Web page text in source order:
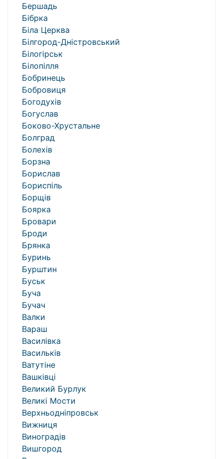
Бершадь
Бібрка
Біла Церква
Білгород-Дністровський
Білогірськ
Білопілля
Бобринець
Бобровиця
Богодухів
Богуслав
Боково-Хрустальне
Болград
Болехів
Борзна
Борислав
Бориспіль
Борщів
Боярка
Бровари
Броди
Брянка
Буринь
Бурштин
Буськ
Буча
Бучач
Валки
Вараш
Василівка
Васильків
Ватутіне
Вашківці
Великий Бурлук
Великі Мости
Верхньодніпровськ
Вижниця
Виноградів
Вишгород